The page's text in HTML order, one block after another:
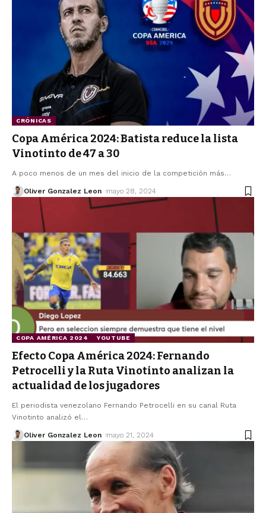
CRÓNICAS
Copa América 2024: Batista reduce la lista
Vinotinto de 47 a 30
A poco menos de un mes del inicio de la competición más…
Oliver Gonzalez Leon mayo 28, 2024
COPA AMÉRICA 2024 YOUTUBE
Efecto Copa América 2024: Fernando
Petrocelli y la Ruta Vinotinto analizan la
actualidad de los jugadores
El periodista venezolano Fernando Petrocelli en su canal Ruta
Vinotinto analizó el…
Oliver Gonzalez Leon mayo 21, 2024